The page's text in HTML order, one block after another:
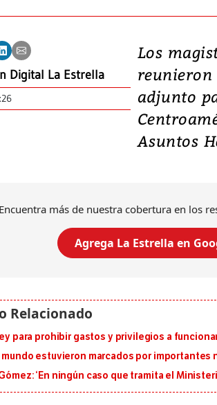
Digital La Estrella
Los
reunieron
adjunto
Asuntos
Encuentra más de nuestra cobertura en los
Agrega La Estrella en
para prohibir gastos y privilegios a
mundo estuvieron marcados por
‘En ningún caso que tramita el
al